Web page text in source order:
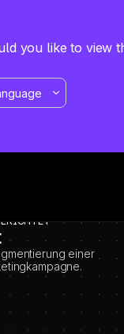
/ LEXIQUE
> Page settings >
you like to view
einer